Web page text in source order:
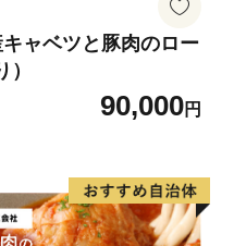
ャベツと豚肉のロー
90,000円